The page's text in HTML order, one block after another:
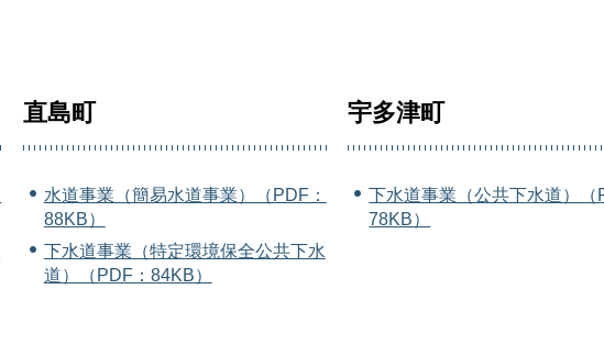
直島町
水道事業（簡易水道事業）（PDF：
88KB）
下水道事業（特定環境保全公共下水
道）（PDF：84KB）
宇多津町
下水道事業（公共下水道）（
78KB）